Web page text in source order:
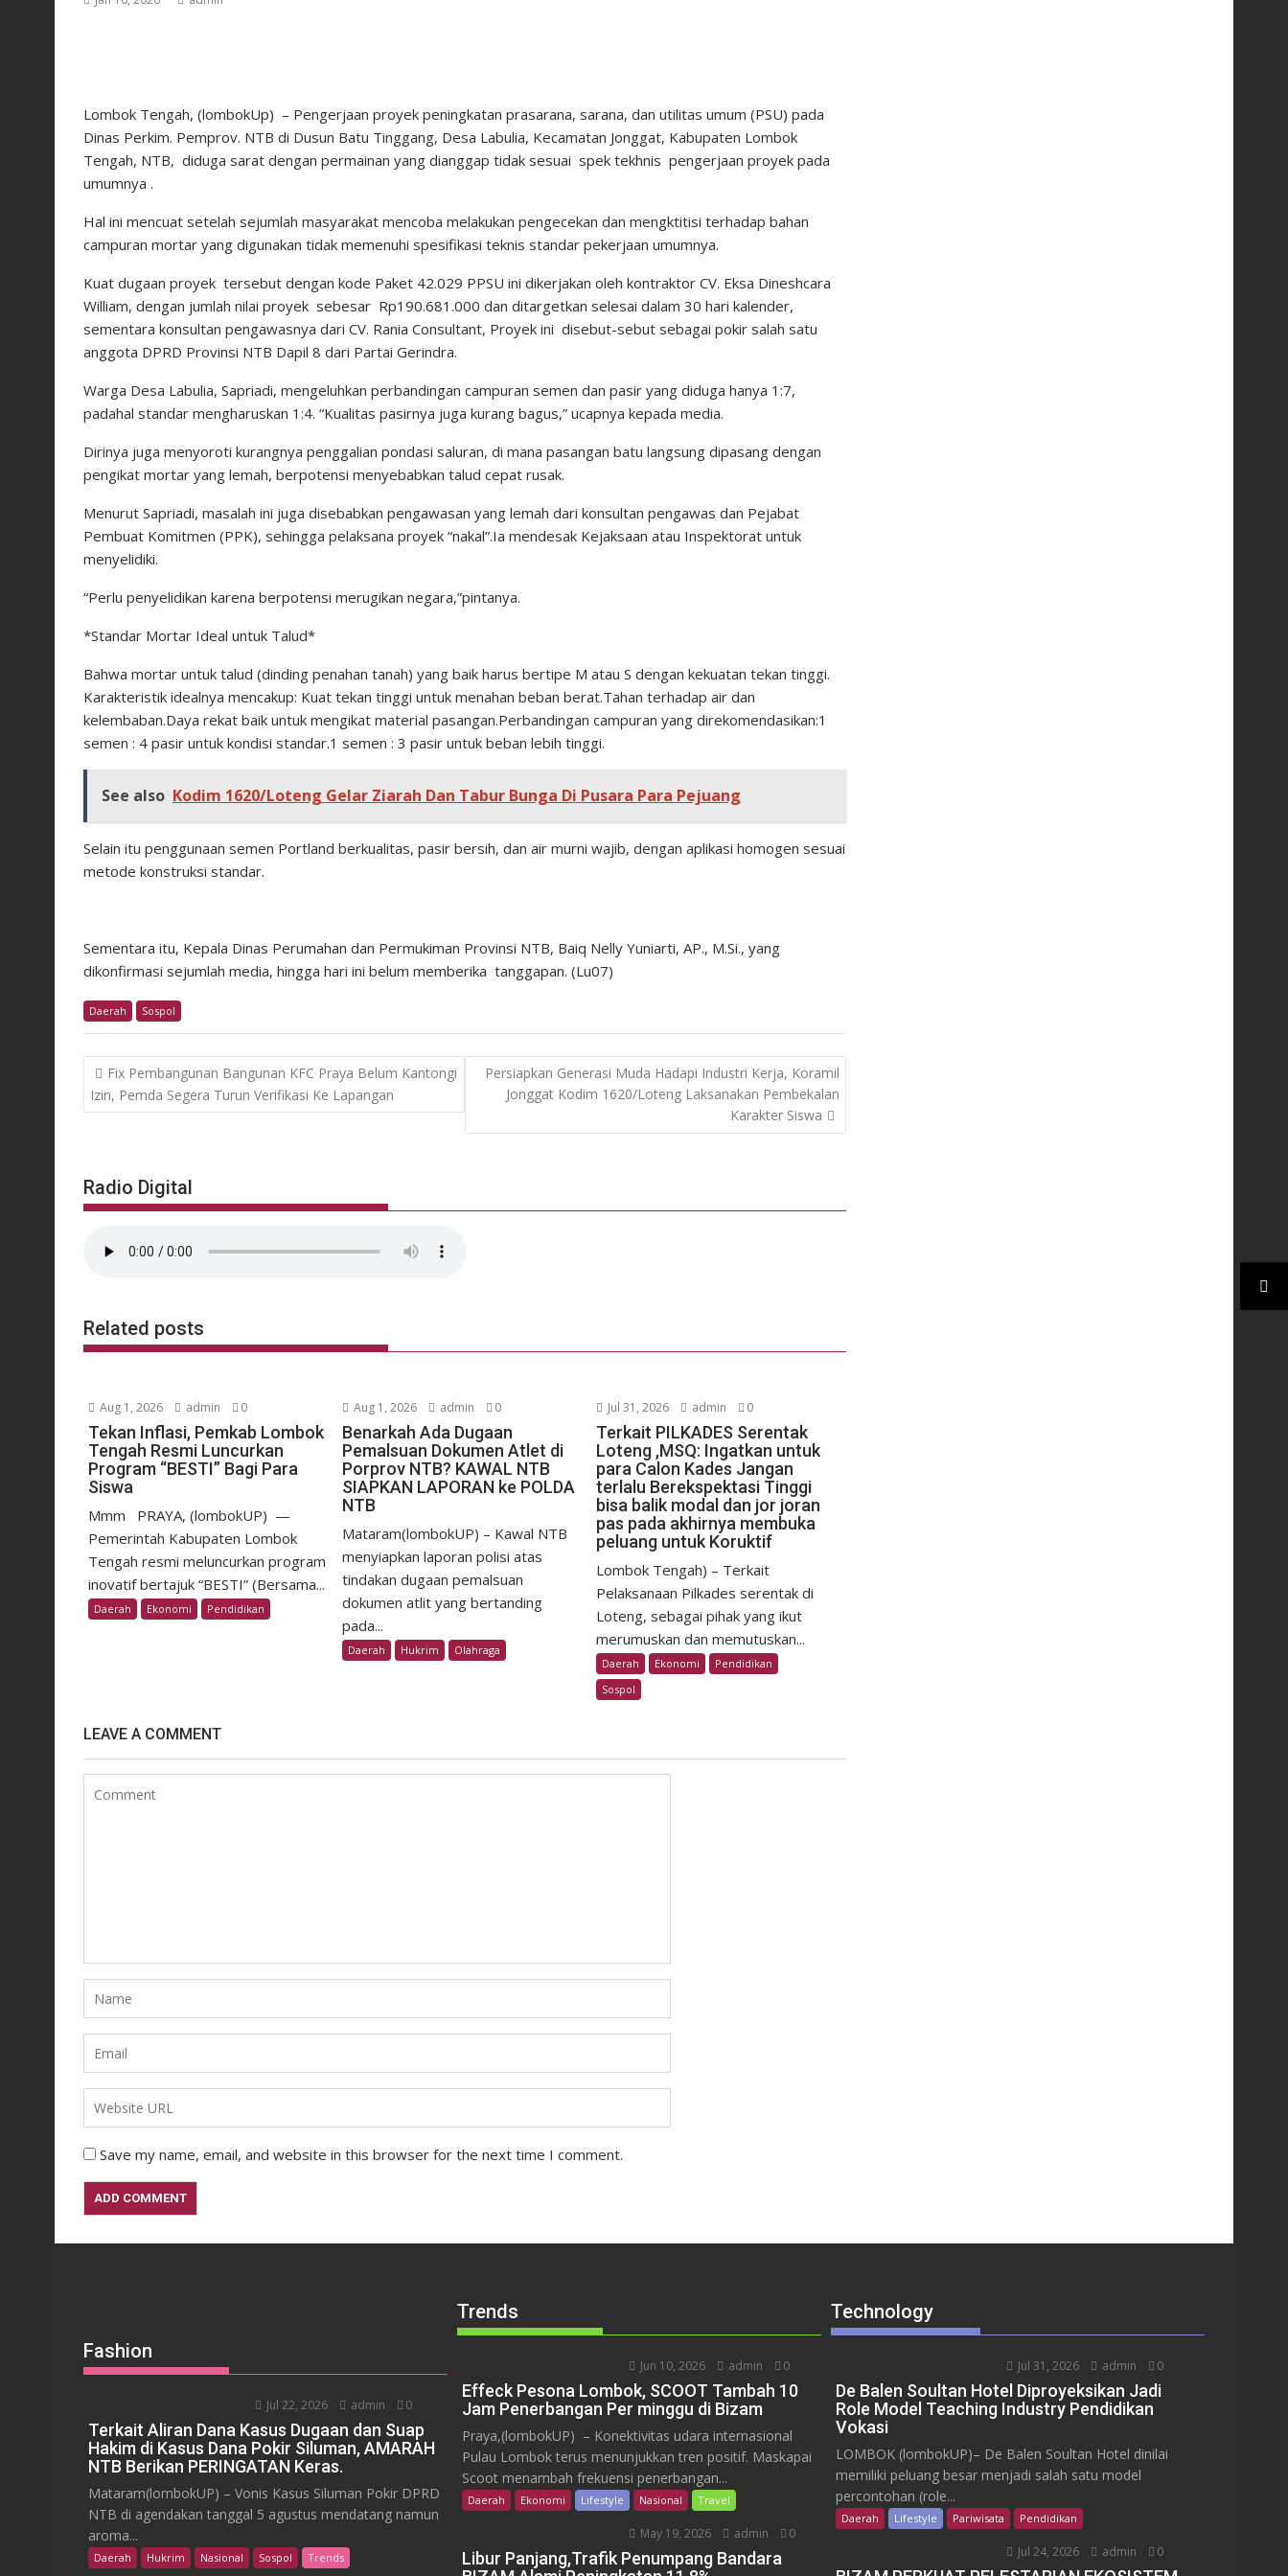
Lombok Tengah, (lombokUp) – Pengerjaan proyek peningkatan prasarana, sarana, dan utilitas umum (PSU) pada
Dinas Perkim. Pemprov. NTB di Dusun Batu Tinggang, Desa Labulia, Kecamatan Jonggat, Kabupaten Lombok
Tengah, NTB, diduga sarat dengan permainan yang dianggap tidak sesuai spek tekhnis pengerjaan proyek pada
umumnya .
Hal ini mencuat setelah sejumlah masyarakat mencoba melakukan pengecekan dan mengktitisi terhadap bahan
campuran mortar yang digunakan tidak memenuhi spesifikasi teknis standar pekerjaan umumnya.
Kuat dugaan proyek tersebut dengan kode Paket 42.029 PPSU ini dikerjakan oleh kontraktor CV. Eksa Dineshcara
William, dengan jumlah nilai proyek sebesar Rp190.681.000 dan ditargetkan selesai dalam 30 hari kalender,
sementara konsultan pengawasnya dari CV. Rania Consultant, Proyek ini disebut-sebut sebagai pokir salah satu
anggota DPRD Provinsi NTB Dapil 8 dari Partai Gerindra.
Warga Desa Labulia, Sapriadi, mengeluhkan perbandingan campuran semen dan pasir yang diduga hanya 1:7,
padahal standar mengharuskan 1:4. “Kualitas pasirnya juga kurang bagus,” ucapnya kepada media.
Dirinya juga menyoroti kurangnya penggalian pondasi saluran, di mana pasangan batu langsung dipasang dengan
pengikat mortar yang lemah, berpotensi menyebabkan talud cepat rusak.
Menurut Sapriadi, masalah ini juga disebabkan pengawasan yang lemah dari konsultan pengawas dan Pejabat
Pembuat Komitmen (PPK), sehingga pelaksana proyek “nakal”.Ia mendesak Kejaksaan atau Inspektorat untuk
menyelidiki.
“Perlu penyelidikan karena berpotensi merugikan negara,”pintanya.
*Standar Mortar Ideal untuk Talud*
Bahwa mortar untuk talud (dinding penahan tanah) yang baik harus bertipe M atau S dengan kekuatan tekan tinggi.
Karakteristik idealnya mencakup: Kuat tekan tinggi untuk menahan beban berat.Tahan terhadap air dan
kelembaban.Daya rekat baik untuk mengikat material pasangan.Perbandingan campuran yang direkomendasikan:1
semen : 4 pasir untuk kondisi standar.1 semen : 3 pasir untuk beban lebih tinggi.
See also Kodim 1620/Loteng Gelar Ziarah Dan Tabur Bunga Di Pusara Para Pejuang
Selain itu penggunaan semen Portland berkualitas, pasir bersih, dan air murni wajib, dengan aplikasi homogen sesuai
metode konstruksi standar.
Sementara itu, Kepala Dinas Perumahan dan Permukiman Provinsi NTB, Baiq Nelly Yuniarti, AP., M.Si., yang
dikonfirmasi sejumlah media, hingga hari ini belum memberika tanggapan. (Lu07)
Daerah Sospol
Post
navigation
Fix Pembangunan Bangunan KFC Praya Belum Kantongi
Izin, Pemda Segera Turun Verifikasi Ke Lapangan
Persiapkan Generasi Muda Hadapi Industri Kerja, Koramil
Jonggat Kodim 1620/Loteng Laksanakan Pembekalan
Karakter Siswa
Radio Digital
Related posts
Aug 1, 2026 admin 0
Tekan Inflasi, Pemkab Lombok
Tengah Resmi Luncurkan
Program “BESTI” Bagi Para
Siswa
Mmm ​PRAYA, (lombokUP) —
Pemerintah Kabupaten Lombok
Tengah resmi meluncurkan program
inovatif bertajuk “BESTI” (Bersama...
Daerah Ekonomi Pendidikan
Aug 1, 2026 admin 0
Benarkah Ada Dugaan
Pemalsuan Dokumen Atlet di
Porprov NTB? KAWAL NTB
SIAPKAN LAPORAN ke POLDA
NTB
Mataram(lombokUP) – Kawal NTB
menyiapkan laporan polisi atas
tindakan dugaan pemalsuan
dokumen atlit yang bertanding
pada...
Daerah Hukrim Olahraga
Jul 31, 2026 admin 0
Terkait PILKADES Serentak
Loteng ,MSQ: Ingatkan untuk
para Calon Kades Jangan
terlalu Berekspektasi Tinggi
bisa balik modal dan jor joran
pas pada akhirnya membuka
peluang untuk Koruktif
Lombok Tengah) – Terkait
Pelaksanaan Pilkades serentak di
Loteng, sebagai pihak yang ikut
merumuskan dan memutuskan...
Daerah Ekonomi
Pendidikan
Sospol
LEAVE A COMMENT
Save my name, email, and website in this browser for the next time I comment.
Fashion
Jul 22, 2026 admin 0
Terkait Aliran Dana Kasus Dugaan dan Suap
Hakim di Kasus Dana Pokir Siluman, AMARAH
NTB Berikan PERINGATAN Keras.
Mataram(lombokUP) – Vonis Kasus Siluman Pokir DPRD
NTB di agendakan tanggal 5 agustus mendatang namun
aroma...
Daerah Hukrim Nasional Sospol Trends
Trends
Jun 10, 2026 admin 0
Effeck Pesona Lombok, SCOOT Tambah 10
Jam Penerbangan Per minggu di Bizam
Praya,(lombokUP) – Konektivitas udara internasional
Pulau Lombok terus menunjukkan tren positif. Maskapai
Scoot menambah frekuensi penerbangan...
Daerah Ekonomi Lifestyle Nasional Travel
May 19, 2026 admin 0
Libur Panjang,Trafik Penumpang Bandara
Technology
Jul 31, 2026 admin 0
De Balen Soultan Hotel Diproyeksikan Jadi
Role Model Teaching Industry Pendidikan
Vokasi
LOMBOK (lombokUP)– De Balen Soultan Hotel dinilai
memiliki peluang besar menjadi salah satu model
percontohan (role...
Daerah Lifestyle Pariwisata Pendidikan
Jul 24, 2026 admin 0